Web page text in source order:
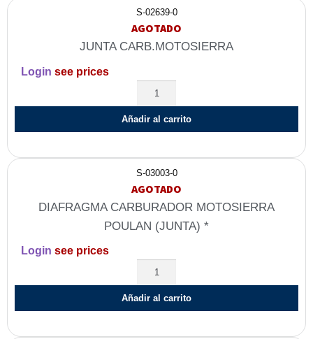
S-02639-0
AGOTADO
JUNTA CARB.MOTOSIERRA
Login see prices
Añadir al carrito
S-03003-0
AGOTADO
DIAFRAGMA CARBURADOR MOTOSIERRA
POULAN (JUNTA) *
Login see prices
Añadir al carrito